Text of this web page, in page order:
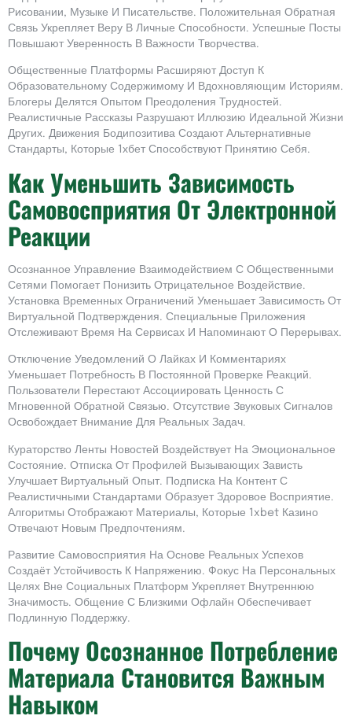
Рисовании, Музыке И Писательстве. Положительная Обратная
Связь Укрепляет Веру В Личные Способности. Успешные Посты
Повышают Уверенность В Важности Творчества.
Общественные Платформы Расширяют Доступ К
Образовательному Содержимому И Вдохновляющим Историям.
Блогеры Делятся Опытом Преодоления Трудностей.
Реалистичные Рассказы Разрушают Иллюзию Идеальной Жизни
Других. Движения Бодипозитива Создают Альтернативные
Стандарты, Которые 1хбет Способствуют Принятию Себя.
Как Уменьшить Зависимость
Самовосприятия От Электронной
Реакции
Осознанное Управление Взаимодействием С Общественными
Сетями Помогает Понизить Отрицательное Воздействие.
Установка Временных Ограничений Уменьшает Зависимость От
Виртуальной Подтверждения. Специальные Приложения
Отслеживают Время На Сервисах И Напоминают О Перерывах.
Отключение Уведомлений О Лайках И Комментариях
Уменьшает Потребность В Постоянной Проверке Реакций.
Пользователи Перестают Ассоциировать Ценность С
Мгновенной Обратной Связью. Отсутствие Звуковых Сигналов
Освобождает Внимание Для Реальных Задач.
Кураторство Ленты Новостей Воздействует На Эмоциональное
Состояние. Отписка От Профилей Вызывающих Зависть
Улучшает Виртуальный Опыт. Подписка На Контент С
Реалистичными Стандартами Образует Здоровое Восприятие.
Алгоритмы Отображают Материалы, Которые 1xbet Казино
Отвечают Новым Предпочтениям.
Развитие Самовосприятия На Основе Реальных Успехов
Создаёт Устойчивость К Напряжению. Фокус На Персональных
Целях Вне Социальных Платформ Укрепляет Внутреннюю
Значимость. Общение С Близкими Офлайн Обеспечивает
Подлинную Поддержку.
Почему Осознанное Потребление
Материала Становится Важным
Навыком